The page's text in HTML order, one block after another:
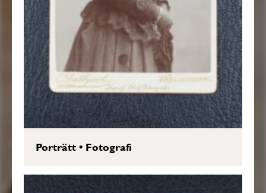
Porträtt• Fotografi